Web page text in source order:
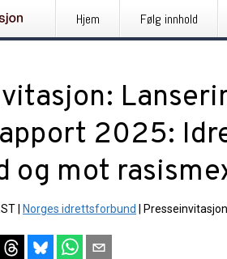
Hjem Følg innhold
2025:
og mot
Norges idrettsforbund Presseinvitasjon